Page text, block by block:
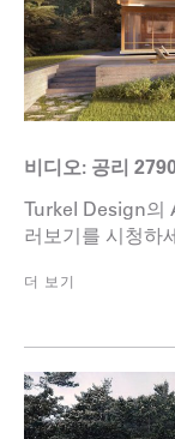
비디오: 공리
Turkel Design의
러보기를 시청하
더 보기